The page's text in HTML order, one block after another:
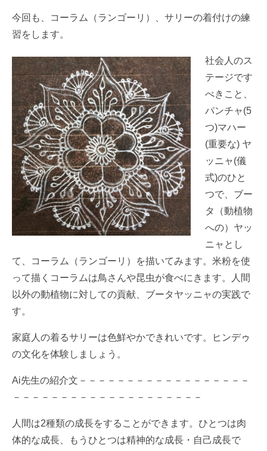
今回も、コーラム（ランゴーリ）、サリーの着付けの練
習をします。
社会人のス
テージです
べきこと、
パンチャ(5
つ)マハー
(重要な) ヤ
ッニャ(儀
式)のひと
つで、ブー
タ（動植物
への）ヤッ
ニャとし
て、コーラム（ランゴーリ）を描いてみます。米粉を使
って描くコーラムは鳥さんや昆虫が食べにきます。人間
以外の動植物に対しての貢献、ブータヤッニャの実践で
す。
家庭人の着るサリーは色鮮やかできれいです。ヒンデゥ
の文化を体験しましょう。
Ai先生の紹介文－－－－－－－－－－－－－－－－－－
－－－－－－－－－－－－－－－－－－－－
人間は2種類の成長をすることができます。ひとつは肉
体的な成長、もうひとつは精神的な成長・自己成長で